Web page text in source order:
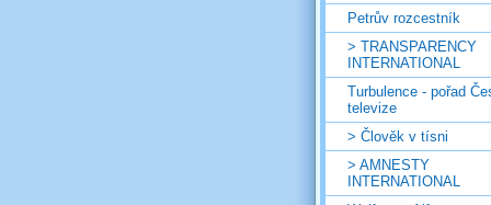
Petrův rozcestník
> TRANSPARENCY
INTERNATIONAL
Turbulence - pořad
televize
> Člověk v tísni
> AMNESTY
INTERNATIONAL